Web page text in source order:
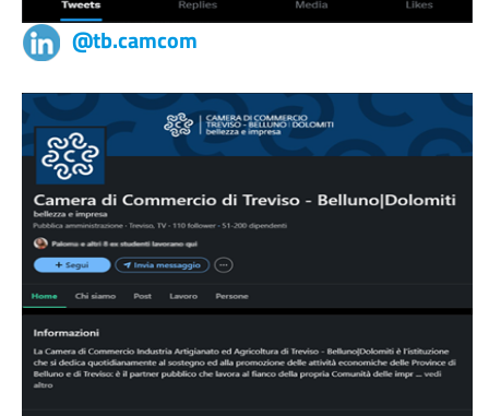
@tb.camcom